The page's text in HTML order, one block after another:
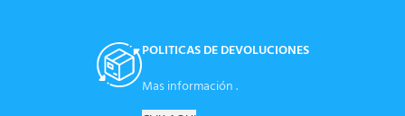
POLITICAS DE DEVOLUCIONES
Mas información .